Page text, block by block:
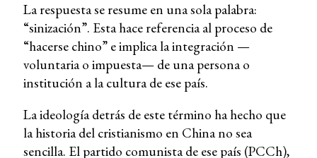
La respuesta se resume en una sola palabra:
“sinización”. Esta hace referencia al proceso de
“hacerse chino” e implica la integración —
voluntaria o impuesta— de una persona o
institución a la cultura de ese país.
La ideología detrás de este término ha hecho que
la historia del cristianismo en China no sea
sencilla. El partido comunista de ese país (PCCh),